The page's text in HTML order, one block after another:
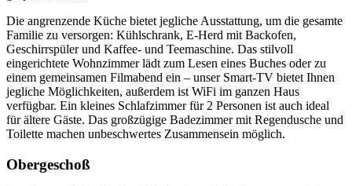
Die angrenzende Küche bietet jegliche Ausstattung, um die gesamte
Familie zu versorgen: Kühlschrank, E-Herd mit Backofen,
Geschirrspüler und Kaffee- und Teemaschine. Das stilvoll
eingerichtete Wohnzimmer lädt zum Lesen eines Buches oder zu
einem gemeinsamen Filmabend ein – unser Smart-TV bietet Ihnen
jegliche Möglichkeiten, außerdem ist WiFi im ganzen Haus
verfügbar. Ein kleines Schlafzimmer für 2 Personen ist auch ideal
für ältere Gäste. Das großzügige Badezimmer mit Regendusche und
Toilette machen unbeschwertes Zusammensein möglich.
Obergeschoß